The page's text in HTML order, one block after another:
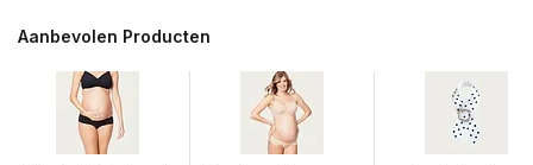
Aanbevolen Producten